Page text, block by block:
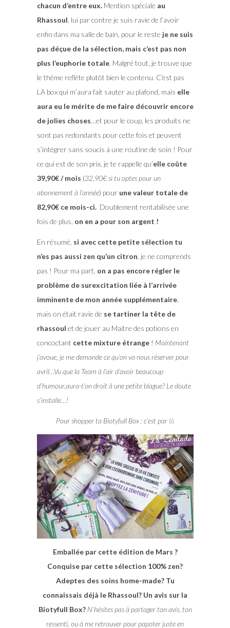
chacun d’entre eux.Mention spéciale au
Rhassoul , lui par contre je suis ravie de l’avoir
enfin dans ma salle de bain, pour le reste je ne suis
pas déçue de la sélection, mais c’est pas non
plus l’euphorie totale. Malgré tout, je trouve que
le thème reflète plutôt bien le contenu. C’est pas
LA box qui m’aura fait sauter au plafond, mais elle
aura eu le mérite de me faire découvrir encore
de jolies choses…et pour le coup, les produits ne
sont pas redondants pour cette fois et peuvent
s’intégrer sans soucis à une routine de soin ! Pour
ce qui est de son prix, je te rappelle qu’elle coûte
39,90€ / mois (32,90€ si tu optes pour un
abonnement à l’année) pour une valeur totale de
82,90€ ce mois-ci. Doublement rentabilisée une
fois de plus, on en a pour son argent !
En résumé, si avec cette petite sélection tu
n’es pas aussi zen qu’un citron , je ne comprends
pas ! Pour ma part, on a pas encore régler le
problème de surexcitation liée à l’arrivée
imminente de mon année supplémentaire,
mais on était ravie de se tartiner la tête de
rhassoul et de jouer au Maitre des potions en
concoctant cette mixture étrange! Maintenant
j’avoue, je me demande ce qu’on va nous réserver pour
avril…Vu que la Team à l’air d’avoir beaucoup
d’humour,aura-t’on droit à une petite blague? Le doute
s’installe…!
Pour shopper ta Biotyfull Box : c’est par là
Emballée par cette édition de Mars ?
Conquise par cette sélection 100% zen?
Adeptes des soins home-made? Tu
connaissais déjà le Rhassoul? Un avis sur la
Biotyfull Box? N’hésites pas à partager ton avis, ton
ressenti, ou à me retrouver pour papoter juste en